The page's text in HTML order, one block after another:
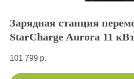
Зарядная станция
StarCharge Aurora 11
101 799 р.